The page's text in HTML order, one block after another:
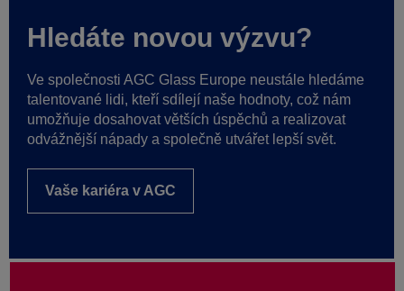
Hledáte novou výzvu?
Ve společnosti AGC Glass Europe neustále hledáme
talentované lidi, kteří sdílejí naše hodnoty, což nám
umožňuje dosahovat větších úspěchů a realizovat
odvážnější nápady a společně utvářet lepší svět.
Vaše kariéra v AGC